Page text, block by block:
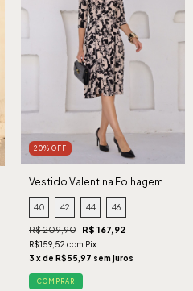
20% OFF
Vestido Valentina Folhagem
Preto
40 42 44 46
R$ 209,90 R$ 167,92
R$159,52 com Pix
3 x de R$55,97 sem juros
COMPRAR